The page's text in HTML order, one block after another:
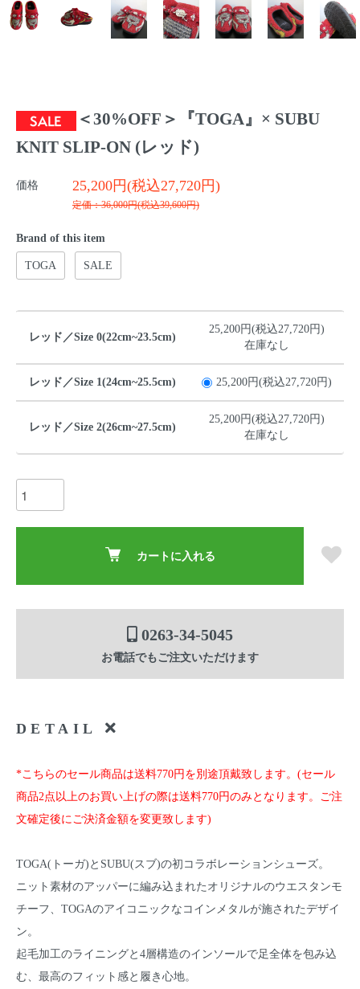
＜30%OFF＞『TOGA』× SUBU
KNIT SLIP-ON (レッド)
価格 25,200円(税込27,720円)
定価：36,000円(税込39,600円)
Brand of this item
TOGA SALE
レッド／Size 0(22cm~23.5cm)
25,200円(税込27,720円)
在庫なし
レッド／Size 1(24cm~25.5cm) 25,200円(税込27,720円)
レッド／Size 2(26cm~27.5cm)
25,200円(税込27,720円)
在庫なし
カートに入れる
0263-34-5045
お電話でもご注文いただけます
DETAIL
*こちらのセール商品は送料770円を別途頂戴致します。(セール
商品2点以上のお買い上げの際は送料770円のみとなります。ご注
文確定後にご決済金額を変更致します)
TOGA(トーガ)とSUBU(スブ)の初コラボレーションシューズ。
ニット素材のアッパーに編み込まれたオリジナルのウエスタンモ
チーフ、TOGAのアイコニックなコインメタルが施されたデザイ
ン。
起毛加工のライニングと4層構造のインソールで足全体を包み込
む、最高のフィット感と履き心地。